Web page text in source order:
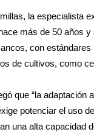
la especialista
más de 50 años
con
de cultivos, como
que “la adaptación
potenciar el uso
una alta capacidad